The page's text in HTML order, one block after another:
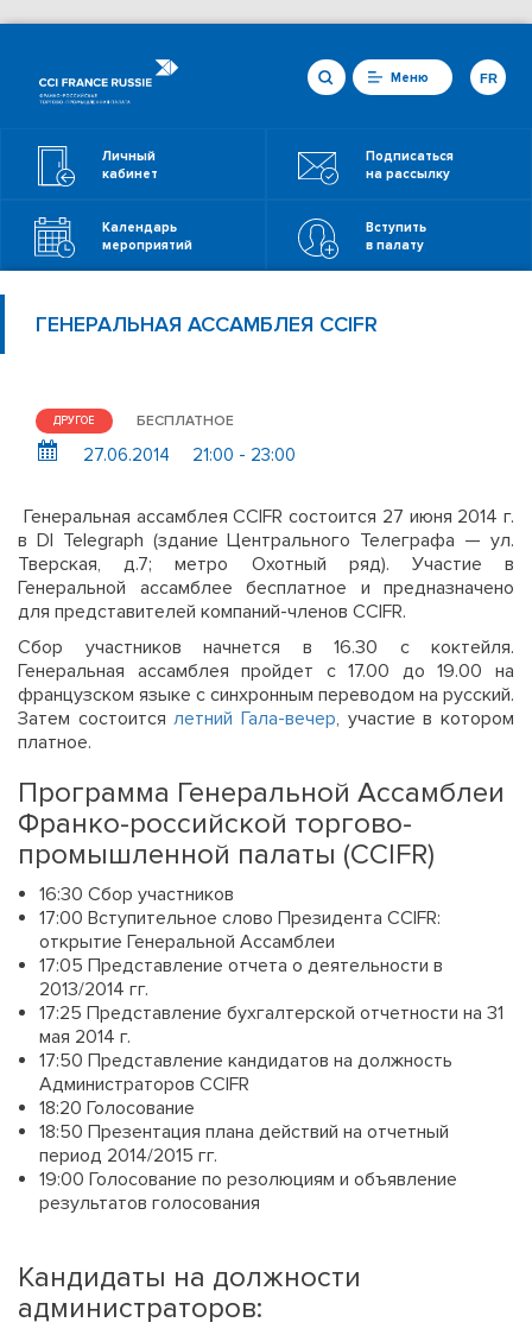
Меню
Личный
кабинет
Подписаться
на рассылку
Календарь
мероприятий
Вступить
в палату
FR
ГЕНЕРАЛЬНАЯ АССАМБЛЕЯ CCIFR
ДРУГОЕ БЕСПЛАТНОЕ
27.06.2014 21:00 - 23:00
Генеральная ассамблея CCIFR состоится 27 июня 2014 г.
в DI Telegraph (здание Центрального Телеграфа — ул.
Тверская, д.7; метро Охотный ряд). Участие в
Генеральной ассамблее бесплатное и предназначено
для представителей компаний-членов CCIFR.
Сбор участников начнется в 16.30 с коктейля.
Генеральная ассамблея пройдет с 17.00 до 19.00 на
французском языке с синхронным переводом на русский.
Затем состоитсялетний Гала-вечер, участие в котором
платное.
Программа Генеральной Ассамблеи
Франко-российской торгово-
промышленной палаты (CCIFR)
16:30 Сбор участников
17:00 Вступительное слово Президента CCIFR:
открытие Генеральной Ассамблеи
17:05 Представление отчета о деятельности в
2013/2014 гг.
17:25 Представление бухгалтерской отчетности на 31
мая 2014 г.
17:50 Представление кандидатов на должность
Администраторов CCIFR
18:20 Голосование
18:50 Презентация плана действий на отчетный
период 2014/2015 гг.
19:00 Голосование по резолюциям и объявление
результатов голосования
Кандидаты на должности
администраторов: